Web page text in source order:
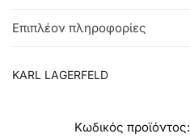
Επιπλέον πληροφορίες
KARL LAGERFELD
Κωδικός προϊόντος: